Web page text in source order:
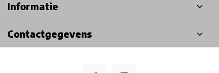
Informatie
Contactgegevens